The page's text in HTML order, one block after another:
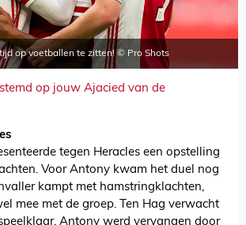
op voetballen te zitten! © Pro Shots
op jouw Ajacied van de
tegen Heracles een opstelling
Voor Antony kwam het duel nog
kampt met hamstringklachten,
mee met de groep. Ten Hag verwacht
Antony werd vervangen door